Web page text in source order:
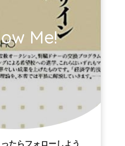
Me!
たらフォローしよう